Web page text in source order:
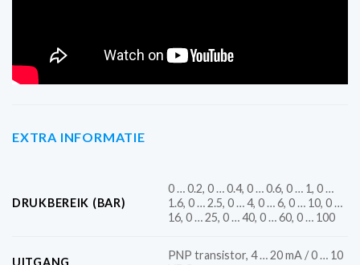
EXTRA INFORMATIE
DRUKBEREIK (BAR)
0 … 0.2, 0 … 0.4, 0 … 0.6, 0 … 1, 0 …
1.6, 0 … 2.5, 0 … 4, 0 … 6, 0 … 10, 0 …
16, 0 … 25, 0 … 40, 0 … 60, 0 … 100
UITGANG
PNP transistor, 4 … 20 mA / 0 … 10